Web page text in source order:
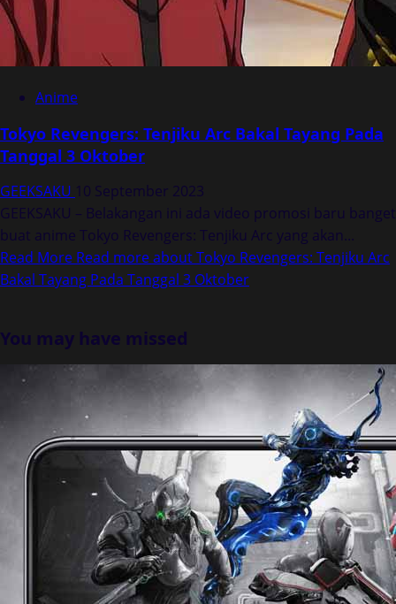
Anime
Tokyo Revengers: Tenjiku Arc Bakal Tayang Pada
Tanggal 3 Oktober
GEEKSAKU
10 September 2023
GEEKSAKU – Belakangan ini ada video promosi baru banget
buat anime Tokyo Revengers: Tenjiku Arc yang akan...
Read More Read more about Tokyo Revengers: Tenjiku Arc
Bakal Tayang Pada Tanggal 3 Oktober
You may have missed